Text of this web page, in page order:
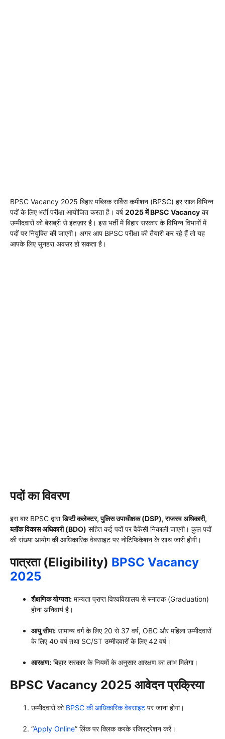
BPSC Vacancy 2025 बिहार पब्लिक सर्विस कमीशन (BPSC) हर साल विभिन्न
पदों के लिए भर्ती परीक्षा आयोजित करता है। वर्ष 2025 में BPSC Vacancy का
उम्मीदवारों को बेसब्री से इंतज़ार है। इस भर्ती में बिहार सरकार के विभिन्न विभागों में
पदों पर नियुक्ति की जाएगी। अगर आप BPSC परीक्षा की तैयारी कर रहे हैं तो यह
आपके लिए सुनहरा अवसर हो सकता है।
पदों का विवरण
इस बार BPSC द्वाराडिप्टी कलेक्टर, पुलिस उपाधीक्षक (DSP), राजस्व अधिकारी,
ब्लॉक विकास अधिकारी (BDO) सहित कई पदों पर वैकेंसी निकाली जाएगी। कुल पदों
की संख्या आयोग की आधिकारिक वेबसाइट पर नोटिफिकेशन के साथ जारी होगी।
पात्रता (Eligibility) BPSC Vacancy
2025
शैक्षणिक योग्यता: मान्यता प्राप्त विश्वविद्यालय से स्नातक (Graduation)
होना अनिवार्य है।
आयु सीमा: सामान्य वर्ग के लिए 20 से 37 वर्ष, OBC और महिला उम्मीदवारों
के लिए 40 वर्ष तथा SC/ST उम्मीदवारों के लिए 42 वर्ष।
आरक्षण: बिहार सरकार के नियमों के अनुसार आरक्षण का लाभ मिलेगा।
BPSC Vacancy 2025 आवेदन प्रक्रिया
उम्मीदवारों को BPSC की आधिकारिक वेबसाइट पर जाना होगा।
“Apply Online” लिंक पर क्लिक करके रजिस्ट्रेशन करें।